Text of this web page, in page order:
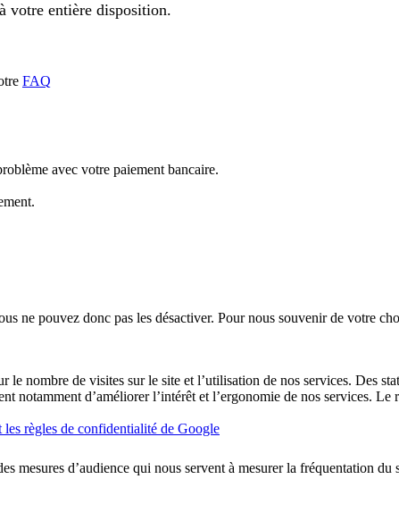
votre entière disposition.
FAQ
avec votre paiement bancaire.
ne pouvez donc pas les désactiver. Pour nous souvenir de votre
le nombre de visites sur le site et l’utilisation de nos services. Des
notamment d’améliorer l’intérêt et l’ergonomie de nos services.
règles de confidentialité de Google
mesures d’audience qui nous servent à mesurer la fréquentation